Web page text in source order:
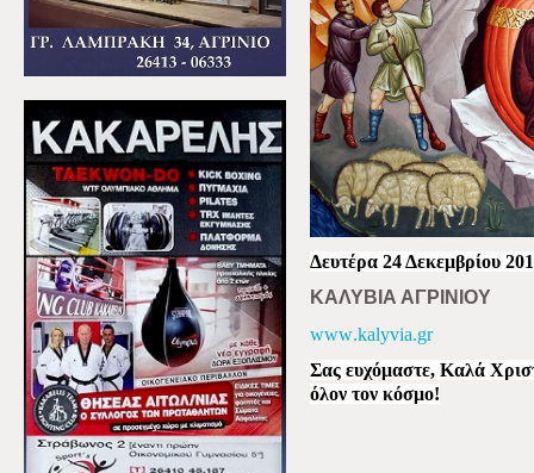
Δευτέρα 24 Δεκεμβρίου
ΚΑΛΥΒΙΑ ΑΓΡΙΝΙΟΥ
www.kalyvia.gr
Σας ευχόμαστε, Καλά
όλον τον κόσμο!